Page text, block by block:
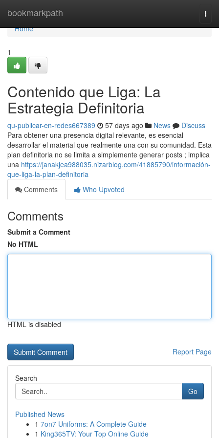
bookmarkpath
Home
Home
1
Contenido que Liga: La
Estrategia Definitoria
qu-publicar-en-redes667389 57 days ago News
Discuss
Para obtener una presencia digital relevante, es esencial
desarrollar el material que realmente una con su comunidad. Esta
plan definitoria no se limita a simplemente generar posts ; implica
una https://janakjea988035.nizarblog.com/41885790/información-
que-liga-la-plan-definitoria
Comments
Who Upvoted
Comments
Submit a Comment
No HTML
HTML is disabled
Report Page
Search
Go
Published News
1 7on7 Uniforms: A Complete Guide
1 King365TV: Your Top Online Guide